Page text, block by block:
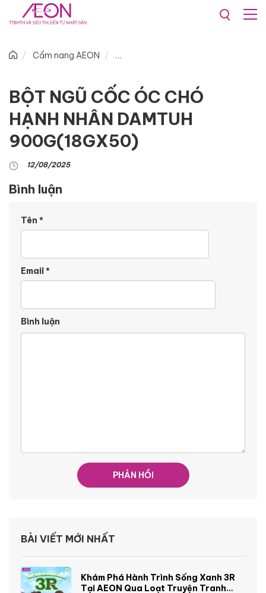
Cẩm nang AEON
BỘT NGŨ CỐC ÓC CHÓ
HẠNH NHÂN DAMTUH
900G(18GX50)
12/08/2025
Bình luận
Tên *
Email*
Bình luận
BÀI VIẾT MỚI NHẤT
Khám Phá Hành Trình Sống Xanh 3R
Tại AEON Qua Loạt Truyện Tranh